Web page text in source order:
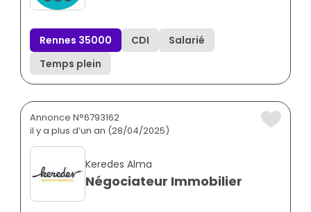
Rennes 35000 CDI
Salarié
Temps plein
Annonce N°6793162
il y a plus d’un an (28/04/2025)
Keredes Alma
Négociateur Immobilier